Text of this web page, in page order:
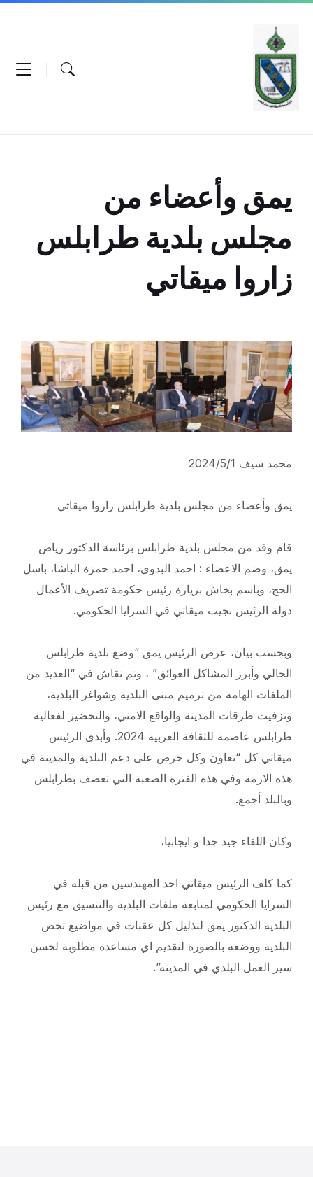
Skip
content
Skip
navigation
Skip
يمق وأعضاء من
مجلس بلدية طرابلس
زاروا ميقاتي
محمد سيف 2024/5/1
يمق وأعضاء من مجلس بلدية طرابلس زاروا ميقاتي
قام وفد من مجلس بلدية طرابلس برئاسة الدكتور رياض
يمق، وضم الاعضاء : احمد البدوي، احمد حمزة الباشا، باسل
الحج، وباسم بخاش بزيارة رئيس حكومة تصريف الأعمال
دولة الرئيس نجيب ميقاتي في السرايا الحكومي.
وبحسب بيان، عرض الرئيس يمق “وضع بلدية طرابلس
الحالي وأبرز المشاكل العوائق” ، وتم نقاش في “العديد من
الملفات الهامة من ترميم مبنى البلدية وشواغر البلدية،
وتزفيت طرقات المدينة والواقع الامني، والتحضير لفعالية
طرابلس عاصمة للثقافة العربية 2024. وأبدى الرئيس
ميقاتي كل “تعاون وكل حرص على دعم البلدية والمدينة في
هذه الازمة وفي هذه الفترة الصعبة التي تعصف بطرابلس
وبالبلد أجمع.
وكان اللقاء جيد جدا و ايجابيا،
كما كلف الرئيس ميقاتي احد المهندسين من قبله في
السرايا الحكومي لمتابعة ملفات البلدية والتنسيق مع رئيس
البلدية الدكتور يمق لتذليل كل عقبات في مواضيع تخص
البلدية ووضعه بالصورة لتقديم اي مساعدة مطلوبة لحسن
سير العمل البلدي في المدينة”.